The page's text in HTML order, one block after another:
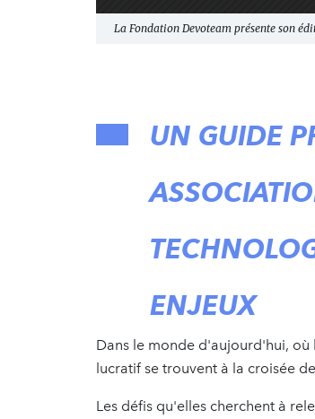
La Fondation Devoteam présente son
UN GUIDE
ENJEUX
Dans le monde d'aujourd'hui, où
lucratif se trouvent à la croisée
Les défis qu'elles cherchent à